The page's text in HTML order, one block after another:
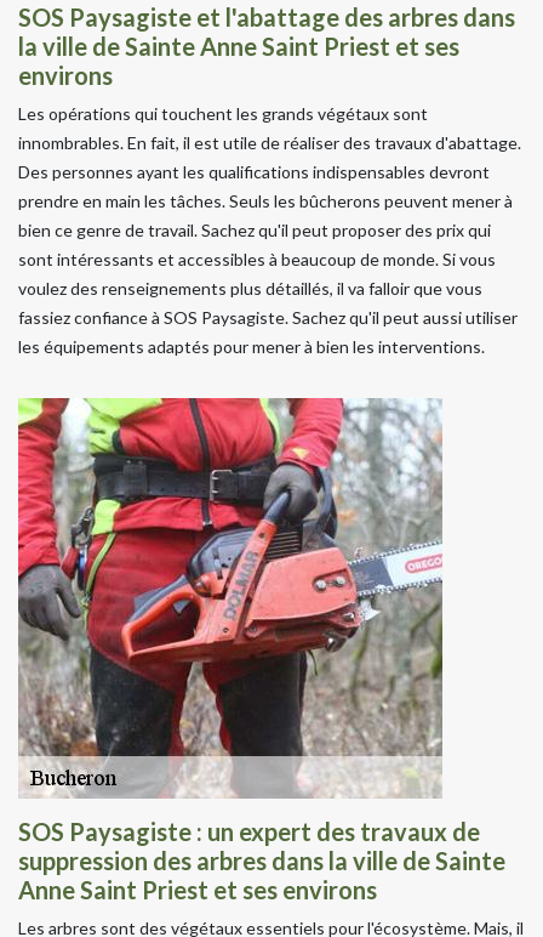
SOS Paysagiste et l'abattage des arbres dans
la ville de Sainte Anne Saint Priest et ses
environs
Les opérations qui touchent les grands végétaux sont
innombrables. En fait, il est utile de réaliser des travaux d'abattage.
Des personnes ayant les qualifications indispensables devront
prendre en main les tâches. Seuls les bûcherons peuvent mener à
bien ce genre de travail. Sachez qu'il peut proposer des prix qui
sont intéressants et accessibles à beaucoup de monde. Si vous
voulez des renseignements plus détaillés, il va falloir que vous
fassiez confiance à SOS Paysagiste. Sachez qu'il peut aussi utiliser
les équipements adaptés pour mener à bien les interventions.
SOS Paysagiste : un expert des travaux de
suppression des arbres dans la ville de Sainte
Anne Saint Priest et ses environs
Les arbres sont des végétaux essentiels pour l'écosystème. Mais, il